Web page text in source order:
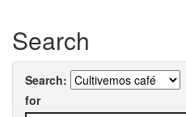
Search
Search:
for